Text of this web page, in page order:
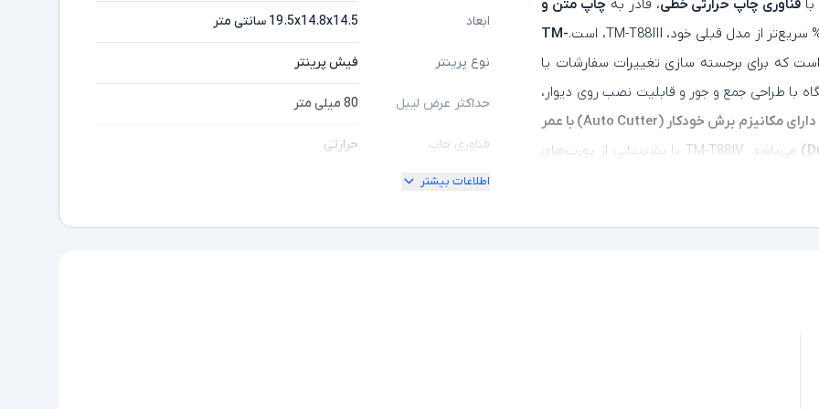
فناوری چاپ حرارتی خطی، قادر به چاپ متن و
TM-
است که برای برجسته‌ سازی تغییرات سفارشات یا
با طراحی جمع‌ و جور و قابلیت نصب روی دیوار،
دارای مکانیزم برش خودکار (Auto Cutter) با عمر
می‌باشد. TM-T88IV با پشتیبانی از پورت‌های
است.
ابعاد 19.5x14.8x14.5 سانتی متر
نوع پرینتر فیش پرینتر
حداکثر عرض لیبل 80 میلی متر
فناوری چاپ حرارتی
اتصال شبکه
پورت USB دارد
اطلاعات بیشتر